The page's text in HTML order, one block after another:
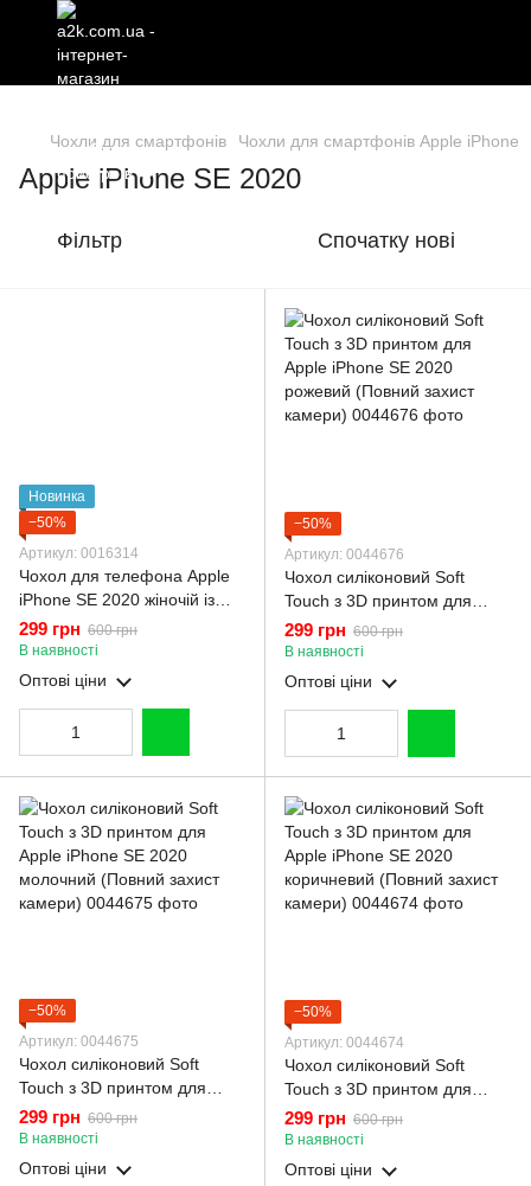
Чохли для смартфонів Чохли для смартфонів Apple iPhone
Apple iPhone SE 2020
Фільтр Спочатку нові
Новинка
−50%
Артикул: 0016314
Чохол для телефона Apple
iPhone SE 2020 жіночій із
ремінцем з прикрасами та
золотою окантовкою на
айфон се 2020 пудровий
299 грн 600 грн
В наявності
Оптові ціни
−50%
Артикул: 0044676
Чохол силіконовий Soft
Touch з 3D принтом для
Apple iPhone SE 2020
рожевий (Повний захист
камери)
299 грн 600 грн
В наявності
Оптові ціни
−50%
Артикул: 0044675
Чохол силіконовий Soft
Touch з 3D принтом для
Apple iPhone SE 2020
молочний (Повний захист
камери)
299 грн 600 грн
В наявності
Оптові ціни
−50%
Артикул: 0044674
Чохол силіконовий Soft
Touch з 3D принтом для
Apple iPhone SE 2020
коричневий (Повний захист
камери)
299 грн 600 грн
В наявності
Оптові ціни